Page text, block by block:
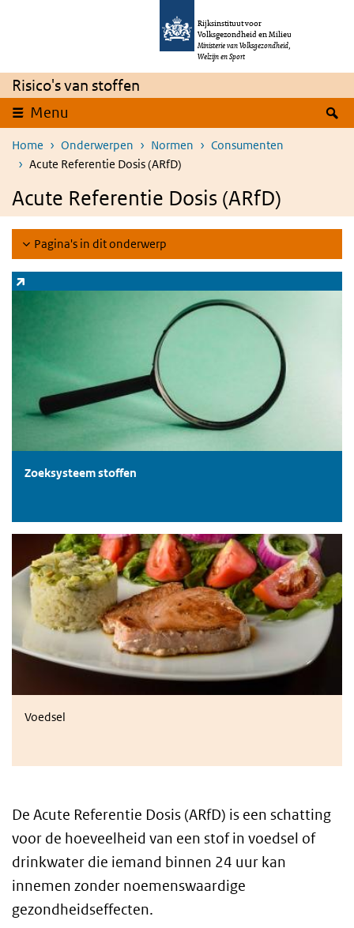
Overslaan en naar de inhoud gaan
Rijksinstituut voor
Volksgezondheid en Milieu
Ministerie van Volksgezondheid,
Welzijn en Sport
Risico's van stoffen
Menu
Home Onderwerpen Normen
Consumenten
Acute Referentie Dosis (ARfD)
Acute Referentie Dosis (ARfD)
Pagina's in dit onderwerp
Zoeksysteem stoffen
(externe link)
Zoeksysteem stoffen
Voedsel
De Acute Referentie Dosis (ARfD) is een schatting
voor de hoeveelheid van een stof in voedsel of
drinkwater die iemand binnen 24 uur kan
innemen zonder noemenswaardige
gezondheidseffecten.